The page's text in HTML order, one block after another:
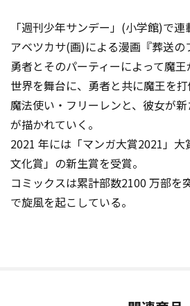
「週刊少年サンデー」(小学館)で
アベツカサ(画)による漫画『葬送の
勇者とそのパーティーによって魔
世界を舞台に、勇者と共に魔王を
魔法使い・フリーレンと、彼女が
が描かれていく。
2021 年には「マンガ大賞2021」
文化賞」の新生賞を受賞。
コミックスは累計部数2100 万部を
で旋風を起こしている。